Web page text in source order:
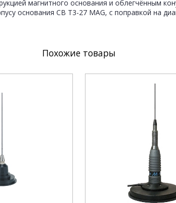
магнитного основания и облегчённым
основания CB T3-27 MAG, с поправкой на
Похожие товары